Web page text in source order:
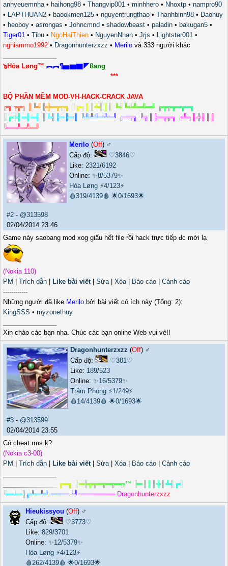
anhyeuemnha• haihong98 • Thangvip001 • minhhero • Nhoxtp • nampro90
• LAPTHUAN2 • baookmen125 • nguyentrungthao • Thanhbinh98 • Daohuy
• heoboy • asrongas • Johncmnd • shadowbeast • paladin • bakugan5 •
Tiger01 • Tibu • NgoHaiThien • NguyenNhan • Jrjs • Lightstar001 •
nghiammo1992 • Dragonhunterzxzz • Merilo và 333 người khác
๖Hỏa Løng™ ︻︻¶▅▆▇◤ßang
***
BỘ PHẦN MỀM MOD-VH-HACK-CRACK JAVA
╔╗ ╔╦╗ ╚╝ ╠╬═╦╦╗ ╔╗ ╩╣ ╚╝ ╚╩╩═╩═╝ ╔╦╦╦═╦═╗
╔╬╣ ═╣ ═╣ ╚╣ ╠═╠═║ ╚╩╩╩═╩═╝ ╔═╦╗ ╚╗ ╠═╦╦╗ ╔╩╗ ╬║
╚══╩═╩═╝
Merilo (Off) ♂️
Cấp độ:
♡3846♡
Like:2321/6192
Online:✨8/5379✨
Hỏa Løng ⚡4/123⚡
🩸319/4139🩸 🌟0/1693🌟
#2 - @313598
02/04/2014 23:46
Game này saobang mod xog giấu hết file rồi hack trực tiếp đc mới lạ
(Nokia 110)
PM
Trích dẫn Like bài viết| Sửa| Xóa| Báo cáo
Cảnh cáo
------------
Những người đã like Merilo bởi bài viết có ích này (Tổng: 2):
KingSSS • myzonethuy
Xin chào các bạn nha. Chúc các bạn online Web vui vẻ!!
Dragonhunterzxzz (Off) ♂️
Cấp độ:
♡381♡
Like: 189/523
Online: ✨16/5379✨
Trảm Phong ⚡1/249⚡
🩸14/4139🩸 🌟0/1693🌟
#3 - @313599
02/04/2014 23:55
Có cheat rms k?
(Nokia c3-00)
PM
Trích dẫn Like bài viết| Sửa| Xóa| Báo cáo
Cảnh cáo
╔═╗ ═╬╦╦═╦═╦═╦™ ╠═║ ╬║ ╩╣ ╔╣
╚═╩═╣ ╔╩═╩╝ ════╚╝════════ Dragonhunterzxzz
Hieukissyou (Off) ♂️
Cấp độ:
♡3773♡
Like: 829/3701
Online: ✨12/5379✨
Hỏa Løng ⚡4/123⚡
🩸262/4139🩸 🌟0/1693🌟